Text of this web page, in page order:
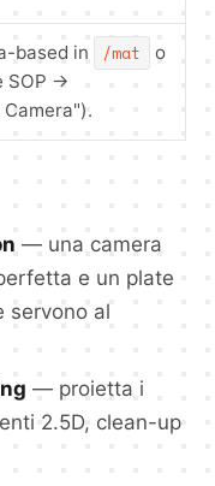
based in /mat
o
SOP →
— una camera
e un plate
servono al
— proietta i
2.5D, clean-up